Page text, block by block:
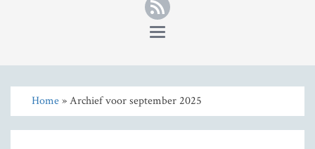
RSS
Toggle
Home» Archief voor september 2025